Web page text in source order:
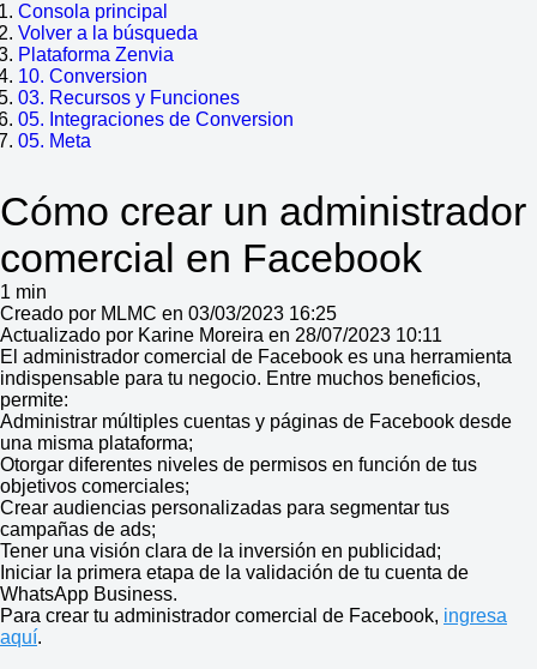
Consola principal
Volver a la búsqueda
Plataforma Zenvia
10. Conversion
03. Recursos y Funciones
05. Integraciones de Conversion
05. Meta
Cómo crear un administrador
comercial en Facebook
1 min
Creado por MLMC en 03/03/2023 16:25
Actualizado por Karine Moreira en 28/07/2023 10:11
El administrador comercial de Facebook es una herramienta
indispensable para tu negocio. Entre muchos beneficios,
permite:
Administrar múltiples cuentas y páginas de Facebook desde
una misma plataforma;
Otorgar diferentes niveles de permisos en función de tus
objetivos comerciales;
Crear audiencias personalizadas para segmentar tus
campañas de ads;
Tener una visión clara de la inversión en publicidad;
Iniciar la primera etapa de la validación de tu cuenta de
WhatsApp Business.
Para crear tu administrador comercial de Facebook, ingresa
aquí.